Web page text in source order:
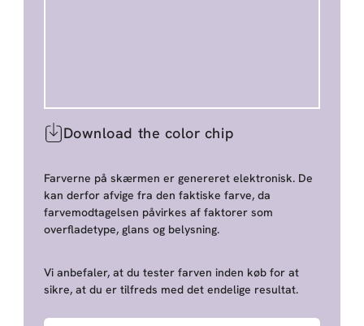
Download the color chip
Farverne på skærmen er genereret elektronisk. De
kan derfor afvige fra den faktiske farve, da
farvemodtagelsen påvirkes af faktorer som
overfladetype, glans og belysning.
Vi anbefaler, at du tester farven inden køb for at
sikre, at du er tilfreds med det endelige resultat.